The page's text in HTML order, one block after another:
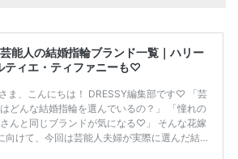
能人の結婚指輪ブランド一覧｜ハリー
ティエ・ティファニーも♡
ま、こんにちは！ DRESSY編集部です♡ 「芸
どんな結婚指輪を選んでいるの？」 「憧れの
んと同じブランドが気になる♡」 そんな花嫁
向けて、今回は芸能人夫婦が実際に選んだ結婚